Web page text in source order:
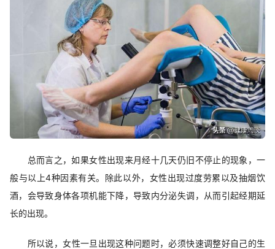
总而言之，如果女性出现来月经十几天仍旧不停止的现象，一
般与以上4种因素有关。除此以外，女性出现过度劳累以及抽烟饮
酒，会导致身体各项机能下降，导致内分泌失调，从而引起经期延
长的出现。
所以说，女性一旦出现这种问题时，必须快速调整好自己的生